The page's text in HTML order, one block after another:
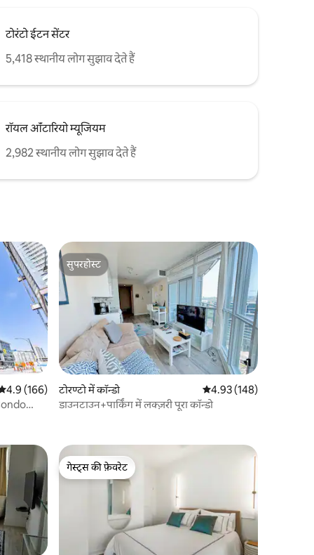
टोरंटो ईटन सेंटर
5,418 स्थानीय लोग सुझाव देते हैं
रॉयल ऑंटारियो म्यूजियम
2,982 स्थानीय लोग सुझाव देते हैं
रेटिंग 5 में से 4.9, 166 समीक्षाएँ
4.9 (166)
सुपरहोस्ट
सुपरहोस्ट
टोरण्टो में कॉन्डो औसत रेटिंग 5 में से 4.93,
4.93 (148)
डाउनटाउन+पार्किंग में लक्ज़री पूरा कॉन्डो
गेस्ट्स की फ़ेवरेट
गेस्ट्स की फ़ेवरेट